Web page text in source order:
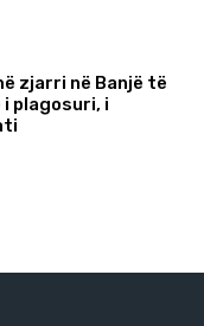
zjarri në Banjë të
i plagosuri, i